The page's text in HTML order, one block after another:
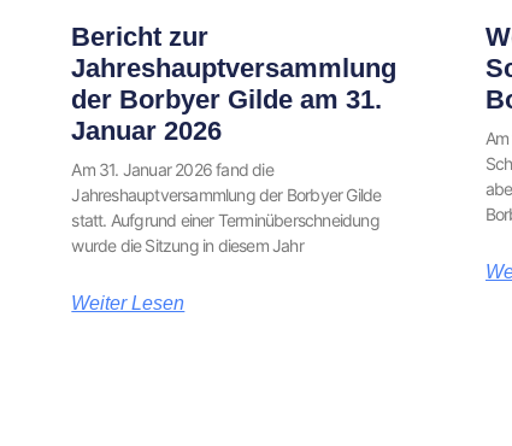
Bericht zur
Jahreshauptversammlung
der Borbyer Gilde am 31.
Januar 2026
Am 31. Januar 2026 fand die
Jahreshauptversammlung der Borbyer Gilde
statt. Aufgrund einer Terminüberschneidung
wurde die Sitzung in diesem Jahr
Weiter Lesen